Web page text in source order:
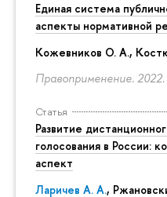
Единая система
аспекты нормативной
Кожевников О. А.,
Правоприменение.
Статья
Развитие
голосования в России:
аспект
Ларичев А. А.,